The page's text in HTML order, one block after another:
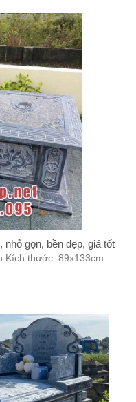
nhỏ gọn, bền đẹp, giá tốt
Kích thước: 89x133cm